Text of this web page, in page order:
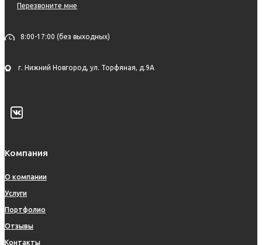
Перезвоните мне
8:00-17:00 (без выходных)
г. Нижний Новгород, ул. Торфяная, д.9А
Компания
О компании
Услуги
Портфолио
Отзывы
Контакты